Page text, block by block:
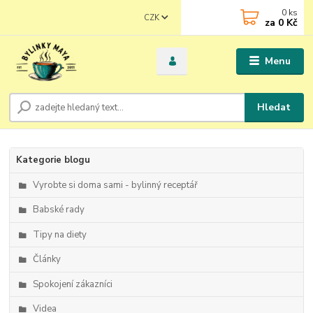
Menu
CZK
Hledat
0 ks
za 0 Kč
Kategorie blogu
Vyrobte si doma sami - bylinný receptář
Babské rady
Tipy na diety
Články
Spokojení zákazníci
Videa